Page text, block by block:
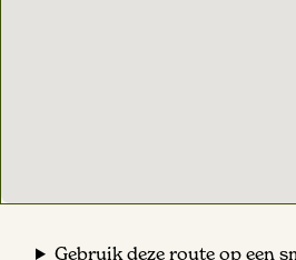
Gebruik deze route op een